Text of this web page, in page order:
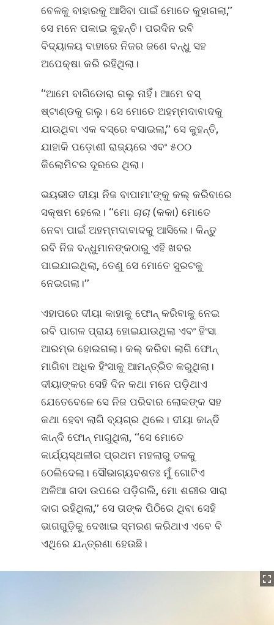
ବେଳକୁ ବାହାରକୁ ଆସିବା ପାଇଁ ମୋତେ କୁହାଗଲା,’’
ସେ ମନେ ପକାଇ କୁହନ୍ତି। ପରଦିନ ରବି
ବିଦ୍ୟାଳୟ ବାହାରେ ନିଜର ଜଣେ ବନ୍ଧୁ ସହ
ଅପେକ୍ଷା କରି ରହିଥିଲା।
‘‘ଆମେ ବାଗିଡୋରା ଗଲୁ ନାହିଁ। ଆମେ ବସ୍‌
ଷ୍ଟାଣ୍ଡକୁ ଗଲୁ। ସେ ମୋତେ ଅହମ୍ମଦାବାଦକୁ
ଯାଉଥିବା ଏକ ବସ୍‌ରେ ବସାଇଲା,’’ ସେ କୁହନ୍ତି,
ଯାହାକି ପଡ଼ୋଶୀ ରାଜ୍ୟରେ ଏବଂ ୫୦୦
କିଲୋମିଟର ଦୂରରେ ଥିଲା।
ଭୟଭୀତ ଦୀୟା ନିଜ ବାପାମା’ଙ୍କୁ କଲ୍‌ କରିବାରେ
ସକ୍ଷମ ହେଲେ। ‘‘ମୋ ଚାଚା(କକା) ମୋତେ
ନେବା ପାଇଁ ଅହମ୍ମଦାବାଦକୁ ଆସିଲେ। କିନ୍ତୁ
ରବି ନିଜ ବନ୍ଧୁମାନଙ୍କଠାରୁ ଏହି ଖବର
ପାଇଯାଇଥିଲା, ତେଣୁ ସେ ମୋତେ ସୁରଟକୁ
ନେଇଗଲା।’’
ଏହାପରେ ଦୀୟା କାହାକୁ ଫୋନ୍‌ କରିବାକୁ ନେଇ
ରବି ପାଗଳ ପ୍ରାୟ ହୋଇଯାଉଥିଲା ଏବଂ ହିଂସା
ଆରମ୍ଭ ହୋଇଗଲା। କଲ୍‌ କରିବା ଲାଗି ଫୋନ୍‌
ମାଗିବା ଅଧିକ ହିଂସାକୁ ଆମନ୍ତ୍ରିତ କରୁଥିଲା।
ଦୀୟାଙ୍କର ସେହି ଦିନ କଥା ମନେ ପଡ଼ିଥାଏ
ଯେତେବେଳେ ସେ ନିଜ ପରିବାର ଲୋକଙ୍କ ସହ
କଥା ହେବା ଲାଗି ବ୍ୟଗ୍ର ଥିଲେ। ଦୀୟା କାନ୍ଦି
କାନ୍ଦି ଫୋନ୍‌ ମାଗୁଥିଲା, ‘‘ସେ ମୋତେ
କାର୍ଯ୍ୟସ୍ଥଳୀର ପ୍ରଥମ ମହଲାରୁ ତଳକୁ
ଠେଲିଦେଲା। ସୌଭାଗ୍ୟବଶତଃ ମୁଁ ଗୋଟିଏ
ଅଳିଆ ଗଦା ଉପରେ ପଡ଼ିଗଲି, ମୋ ଶରୀର ସାରା
ଦାଗ ରହିଥିଲା,’’ ସେ ତାଙ୍କ ପିଠିରେ ଥିବା ସେହି
ଭାଗଗୁଡ଼ିକୁ ଦେଖାଇ ସ୍ମରଣ କରିଥାଏ ଏବେ ବି
ଏଥିରେ ଯନ୍ତ୍ରଣା ହେଉଛି।